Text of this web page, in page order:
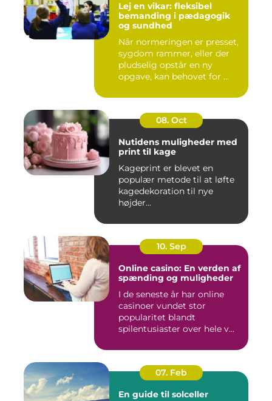
Lej en vikar: fleksibel
bemanding i pædagogik
og sundhed
Når normeringen er presset,
sygdom rammer, eller der
pludselig opstår en ny
opgave, kan behovet for ...
08. Oct
Nutidens muligheder med
print til kage
Kageprint er blevet en
populær metode til at løfte
kagedekoration til nye
højder...
10. Sep
Online casino: En verden af
spænding og muligheder
I de seneste år har online
casinoer vundet stor
popularitet blandt
spilentusiaster over hele v...
07. Feb
En guide til solceller